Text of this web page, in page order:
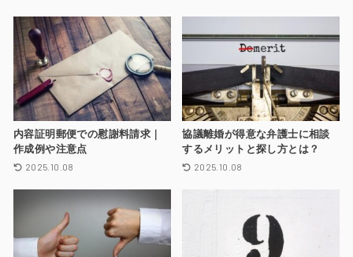
内容証明郵便での慰謝料請求｜
作成例や注意点
2025.10.08
協議離婚が得意な弁護士に相談
するメリットと探し方とは？
2025.10.08